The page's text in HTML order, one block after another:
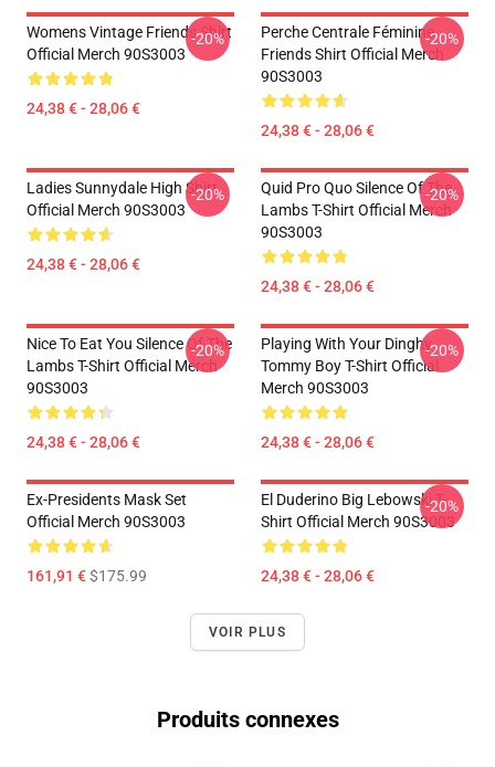
Womens Vintage Friends Shirt
Official Merch 90S3003
24,38 € - 28,06 €
-20%
Perche Centrale Féminine
Friends Shirt Official Merch
90S3003
24,38 € - 28,06 €
-20%
Ladies Sunnydale High Shirt
Official Merch 90S3003
24,38 € - 28,06 €
-20%
Quid Pro Quo Silence Of The
Lambs T-Shirt Official Merch
90S3003
24,38 € - 28,06 €
-20%
Nice To Eat You Silence Of The
Lambs T-Shirt Official Merch
90S3003
24,38 € - 28,06 €
-20%
Playing With Your Dinghy
Tommy Boy T-Shirt Official
Merch 90S3003
24,38 € - 28,06 €
-20%
Ex-Presidents Mask Set
Official Merch 90S3003
161,91 €$175.99
El Duderino Big Lebowski T-
Shirt Official Merch 90S3003
24,38 € - 28,06 €
-20%
VOIR PLUS
Produits connexes